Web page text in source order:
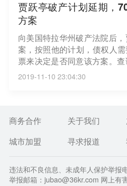
贾跃亭破产计划延期，
方案
向美国特拉华州破产法院后
案，按照他的计划，债权人
票来决定是否同意该方案。
布的文件显示，截至11月6
计债务为4.6亿美元，而贾跃
即只有23%的债权人同意
后。（市界）
2019-11-10 23:04:30
商务合作 关于我们
城市加盟
寻求报道
违法和不良信息、未成年人保护举报
举报邮箱：jubao@36kr.com 网上有